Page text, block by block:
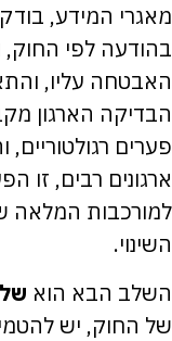
מאגרי המידע,
בהודעה לפי החוק,
האבטחה עליו,
הבדיקה הארגון
פערים
ארגונים רבים, זו
למורכבות המלאה
השינוי.
השלב הבא הוא